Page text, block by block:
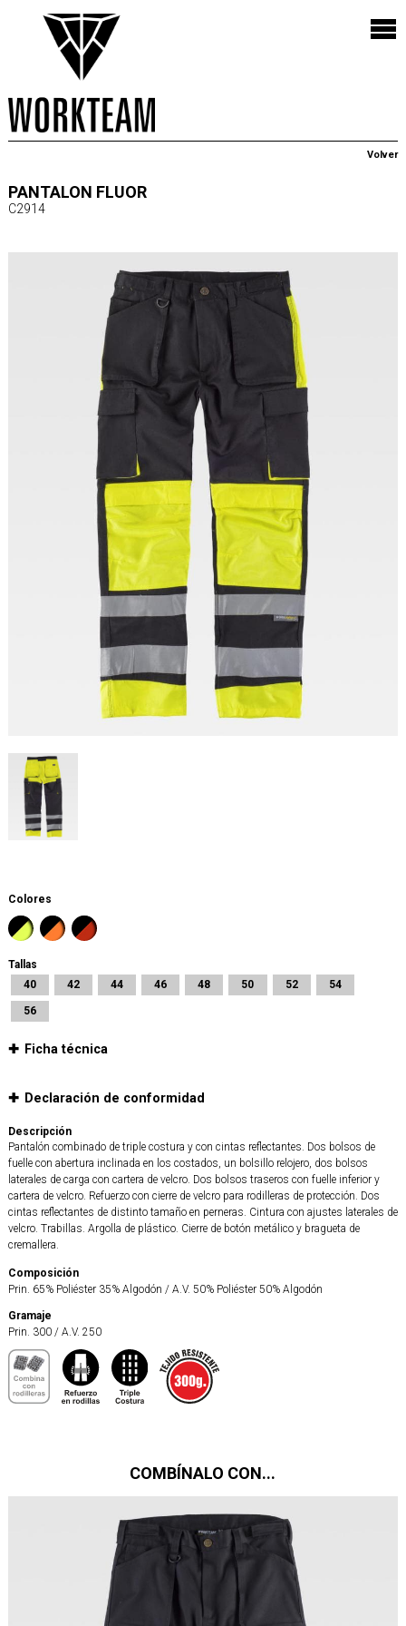
Volver
PANTALON FLUOR
C2914
Colores
Tallas
40
42 44 46 48 50 52 54
56
Ficha técnica
Declaración de conformidad
Descripción
Pantalón combinado de triple costura y con cintas reflectantes. Dos bolsos de
fuelle con abertura inclinada en los costados, un bolsillo relojero, dos bolsos
laterales de carga con cartera de velcro. Dos bolsos traseros con fuelle inferior y
cartera de velcro. Refuerzo con cierre de velcro para rodilleras de protección. Dos
cintas reflectantes de distinto tamaño en perneras. Cintura con ajustes laterales de
velcro. Trabillas. Argolla de plástico. Cierre de botón metálico y bragueta de
cremallera.
Composición
Prin. 65% Poliéster 35% Algodón / A.V. 50% Poliéster 50% Algodón
Gramaje
Prin. 300 / A.V. 250
COMBÍNALO CON...